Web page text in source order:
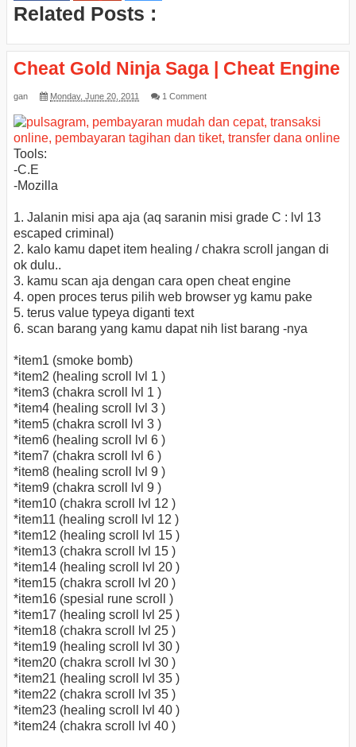
Related Posts :
Cheat Gold Ninja Saga | Cheat Engine
gan Monday, June 20, 2011 1 Comment
Tools:
-C.E
-Mozilla
1. Jalanin misi apa aja (aq saranin misi grade C : lvl 13
escaped criminal)
2. kalo kamu dapet item healing / chakra scroll jangan di
ok dulu..
3. kamu scan aja dengan cara open cheat engine
4. open proces terus pilih web browser yg kamu pake
5. terus value typeya diganti text
6. scan barang yang kamu dapat nih list barang -nya
*item1 (smoke bomb)
*item2 (healing scroll lvl 1 )
*item3 (chakra scroll lvl 1 )
*item4 (healing scroll lvl 3 )
*item5 (chakra scroll lvl 3 )
*item6 (healing scroll lvl 6 )
*item7 (chakra scroll lvl 6 )
*item8 (healing scroll lvl 9 )
*item9 (chakra scroll lvl 9 )
*item10 (chakra scroll lvl 12 )
*item11 (healing scroll lvl 12 )
*item12 (healing scroll lvl 15 )
*item13 (chakra scroll lvl 15 )
*item14 (healing scroll lvl 20 )
*item15 (chakra scroll lvl 20 )
*item16 (spesial rune scroll )
*item17 (healing scroll lvl 25 )
*item18 (chakra scroll lvl 25 )
*item19 (healing scroll lvl 30 )
*item20 (chakra scroll lvl 30 )
*item21 (healing scroll lvl 35 )
*item22 (chakra scroll lvl 35 )
*item23 (healing scroll lvl 40 )
*item24 (chakra scroll lvl 40 )